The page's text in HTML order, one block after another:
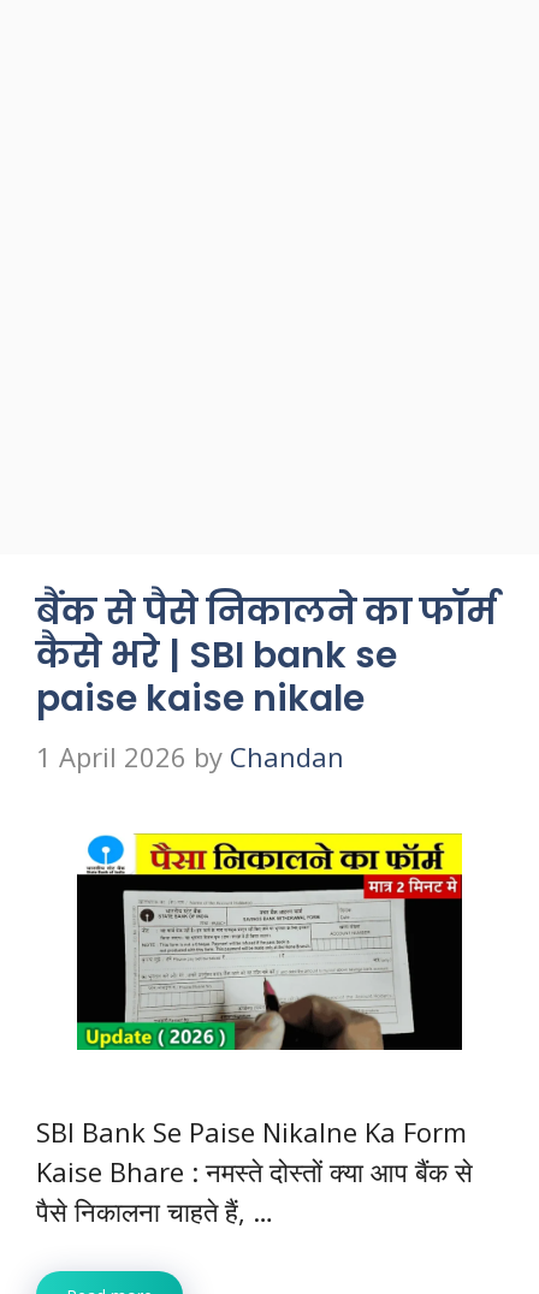
बैंक से पैसे निकालने का फॉर्म
कैसे भरे | SBI bank se
paise kaise nikale
1 April 2026 by Chandan
SBI Bank Se Paise Nikalne Ka Form
Kaise Bhare : नमस्ते दोस्तों क्या आप बैंक से
पैसे निकालना चाहते हैं, …